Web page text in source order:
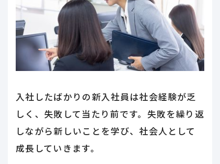
入社したばかりの新入社員は社会経験が乏
しく、失敗して当たり前です。失敗を繰り返
しながら新しいことを学び、社会人として
成長していきます。